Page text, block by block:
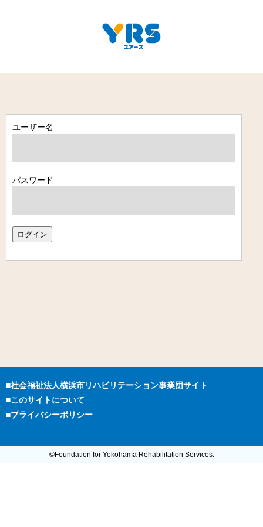
ユーザー名
パスワード
ログイン
■社会福祉法人横浜市リハビリテーション事業団サイト
■このサイトについて
■プライバシーポリシー
©Foundation for Yokohama Rehabilitation Services.